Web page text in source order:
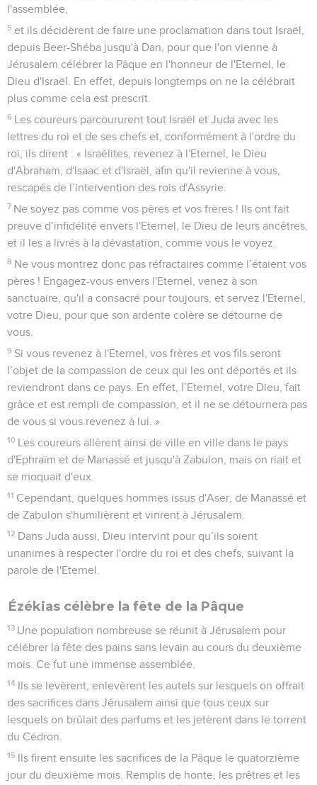
l'assemblée,
5 et ils décidèrent de faire une proclamation dans tout Israël,
depuis Beer-Shéba jusqu'à Dan, pour que l'on vienne à
Jérusalem célébrer la Pâque en l'honneur de l'Eternel, le
Dieu d'Israël. En effet, depuis longtemps on ne la célébrait
plus comme cela est prescrit.
6 Les coureurs parcoururent tout Israël et Juda avec les
lettres du roi et de ses chefs et, conformément à l'ordre du
roi, ils dirent : « Israélites, revenez à l'Eternel, le Dieu
d'Abraham, d'Isaac et d'Israël, afin qu'il revienne à vous,
rescapés de l’intervention des rois d'Assyrie.
7 Ne soyez pas comme vos pères et vos frères ! Ils ont fait
preuve d’infidélité envers l'Eternel, le Dieu de leurs ancêtres,
et il les a livrés à la dévastation, comme vous le voyez.
8 Ne vous montrez donc pas réfractaires comme l’étaient vos
pères ! Engagez-vous envers l'Eternel, venez à son
sanctuaire, qu'il a consacré pour toujours, et servez l'Eternel,
votre Dieu, pour que son ardente colère se détourne de
vous.
9 Si vous revenez à l'Eternel, vos frères et vos fils seront
l’objet de la compassion de ceux qui les ont déportés et ils
reviendront dans ce pays. En effet, l’Eternel, votre Dieu, fait
grâce et est rempli de compassion, et il ne se détournera pas
de vous si vous revenez à lui. »
10 Les coureurs allèrent ainsi de ville en ville dans le pays
d'Ephraïm et de Manassé et jusqu'à Zabulon, mais on riait et
se moquait d'eux.
11 Cependant, quelques hommes issus d'Aser, de Manassé et
de Zabulon s'humilièrent et vinrent à Jérusalem.
12 Dans Juda aussi, Dieu intervint pour qu’ils soient
unanimes à respecter l'ordre du roi et des chefs, suivant la
parole de l'Eternel.
Ézékias célèbre la fête de la Pâque
13 Une population nombreuse se réunit à Jérusalem pour
célébrer la fête des pains sans levain au cours du deuxième
mois. Ce fut une immense assemblée.
14 Ils se levèrent, enlevèrent les autels sur lesquels on offrait
des sacrifices dans Jérusalem ainsi que tous ceux sur
lesquels on brûlait des parfums et les jetèrent dans le torrent
du Cédron.
15 Ils firent ensuite les sacrifices de la Pâque le quatorzième
jour du deuxième mois. Remplis de honte, les prêtres et les